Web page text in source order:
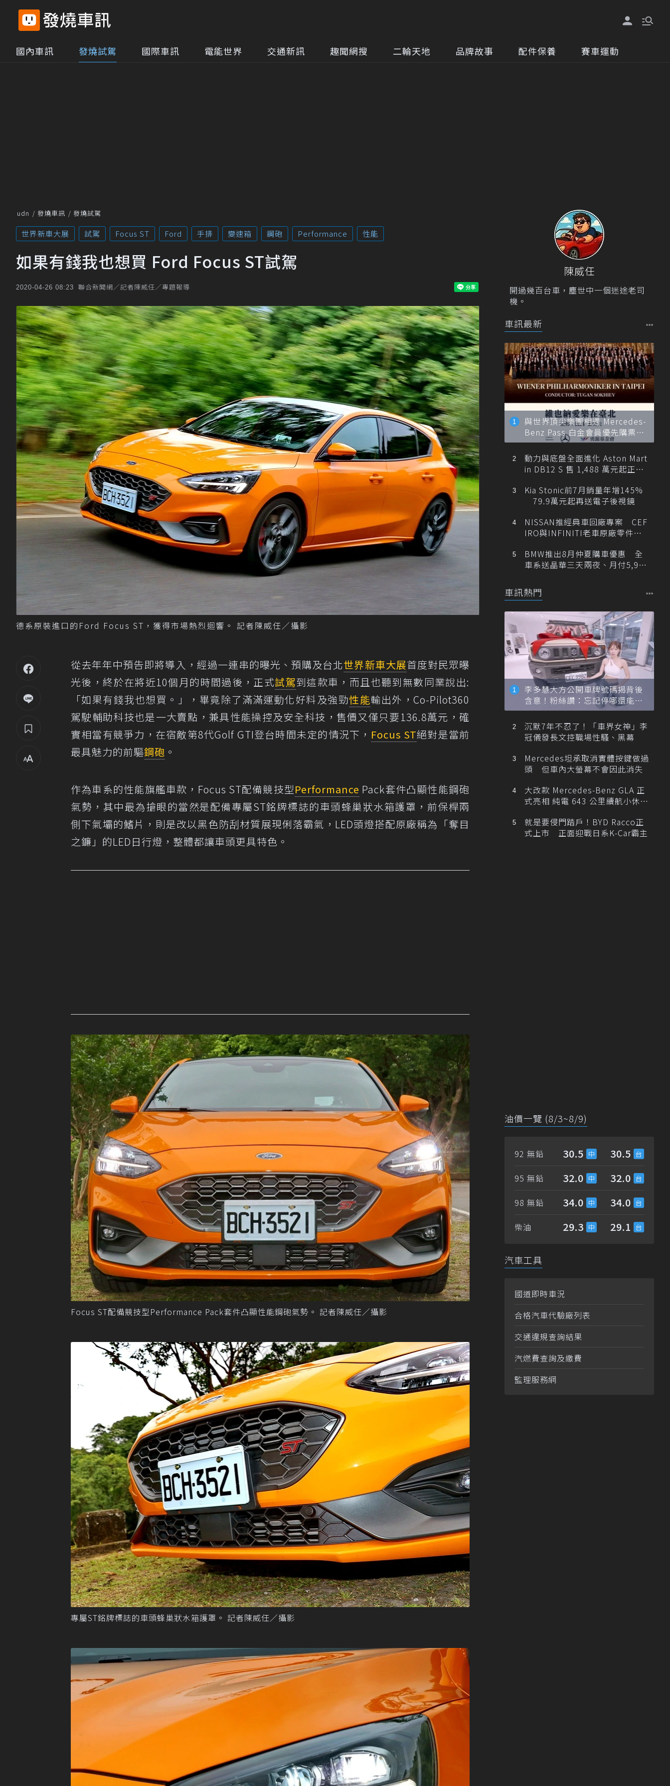
國內車訊 發燒試駕 國際車訊 電能世界 交通新訊 趣聞網搜 二輪天地 品牌故事 配件保養 賽車運動
udn 發燒車訊 發燒試駕
世界新車大展 試駕 Focus ST Ford 手排 變速箱 鋼砲 Performance 性能
如果有錢我也想買 Ford Focus ST試駕
2020-04-26 08:23 聯合新聞網／記者陳威任／專題報導
德系原裝進口的Ford Focus ST，獲得市場熱烈迴響。 記者陳威任／攝影
從去年年中預告即將導入，經過一連串的曝光、預購及台北世界新車大展首度對民眾曝
光後，終於在將近10個月的時間過後，正式試駕到這款車，而且也聽到無數同業說出:
「如果有錢我也想買。」，畢竟除了滿滿運動化好料及強勁性能輸出外，Co-Pilot360
駕駛輔助科技也是一大賣點，兼具性能操控及安全科技，售價又僅只要136.8萬元，確
實相當有競爭力，在宿敵第8代Golf GTI登台時間未定的情況下， Focus ST絕對是當前
最具魅力的前驅鋼砲 。
作為車系的性能旗艦車款，Focus ST配備競技型Performance Pack套件凸顯性能鋼砲
氣勢，其中最為搶眼的當然是配備專屬ST銘牌標誌的車頭蜂巢狀水箱護罩，前保桿兩
側下氣壩的鰭片，則是改以黑色防刮材質展現俐落霸氣，LED頭燈搭配原廠稱為「奪目
之鐮」的LED日行燈，整體都讓車頭更具特色。
Focus ST配備競技型Performance Pack套件凸顯性能鋼砲氣勢。 記者陳威任／攝影
專屬ST銘牌標誌的車頭蜂巢狀水箱護罩。 記者陳威任／攝影
陳威任
開過幾百台車，塵世中一個迷途老司
機。
車訊最新
與世界頂尖樂團相遇 Mercedes-
Benz Pass 白金會員優先購票維
也納愛樂
動力與底盤全面進化 Aston Mart
in DB12 S 售 1,488 萬元起正式
Kia Stonic前7月銷量年增145%
79.9萬元起再送電子後視鏡
NISSAN推經典車回廠專案 CEF
IRO與INFINITI老車原廠零件最
BMW推出8月仲夏購車優惠 全
車系送晶華三天兩夜、月付5,900
車訊熱門
李多慧大方公開車牌號碼揭背後
含意！粉絲讚：忘記停哪還能幫
忙找車
沉默7年不忍了！「車界女神」李
冠儀發長文控職場性騷、黑幕
Mercedes坦承取消實體按鍵做過
頭 但車內大螢幕不會因此消失
大改款 Mercedes-Benz GLA 正
式亮相 純電 643 公里續航小休
就是要侵門踏戶！BYD Racco正
式上市 正面迎戰日系K-Car霸主
油價一覽 (8/3~8/9)
92 無鉛 30.5 30.5
95 無鉛 32.0 32.0
98 無鉛 34.0 34.0
柴油 29.3 29.1
汽車工具
國道即時車況
合格汽車代驗廠列表
交通違規查詢結果
汽燃費查詢及繳費
監理服務網